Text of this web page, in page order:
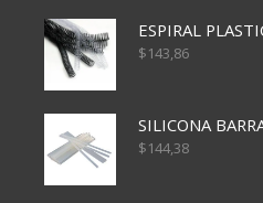
$143,86
$144,38